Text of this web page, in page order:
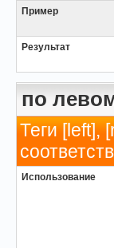
Пример
Результат
по
Теги [left],
Использование